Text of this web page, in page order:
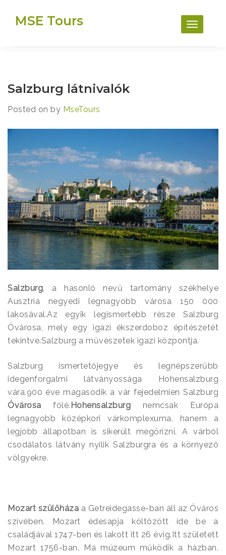
MSE Tours
Salzburg látnivalók
Posted on by MseTours
Salzburg , a hasonló nevű tartomány székhelye
Ausztria negyedi legnagyobb városa 150 000
lakosával.Az egyik legismertebb része Salzburg
Óvárosa, mely egy igazi ékszerdoboz építészetét
tekintve.Salzburg a művészetek igazi központja.
Salzburg ismertetőjegye és legnépszerűbb
idegenforgalmi látványossága Hohen­salzburg
vára.900 éve magasodik a vár fejedelmien Salzburg
Óvárosa fölé. Hohensalzburg nemcsak Európa
legnagyobb középkori várkomplexuma, hanem a
legjobb állapotban is sikerült megőrizni. A várból
csodálatos látvány nyílik Salzburgra és a környező
völgyekre.
Mozart szülőháza a Getreidegasse-ban áll az Óváros
szívében. Mozart édesapja költözött ide be a
családjával 1747-ben és lakott itt 26 évig.Itt született
Mozart 1756-ban. Ma múzeum működik a házban.